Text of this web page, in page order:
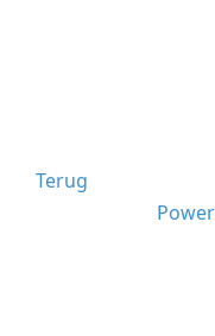
Terug